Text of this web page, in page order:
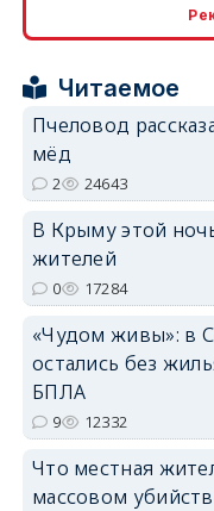
Читаемое
Пчеловод
мёд
2 24643
В Крыму этой
жителей
0 17284
«Чудом живы»: в
остались без
БПЛА
9 12332
Что местная
массовом